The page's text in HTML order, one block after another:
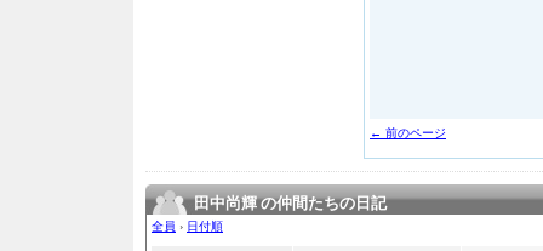
← 前のページ
田中尚輝 の仲間たちの日記
全員 › 日付順